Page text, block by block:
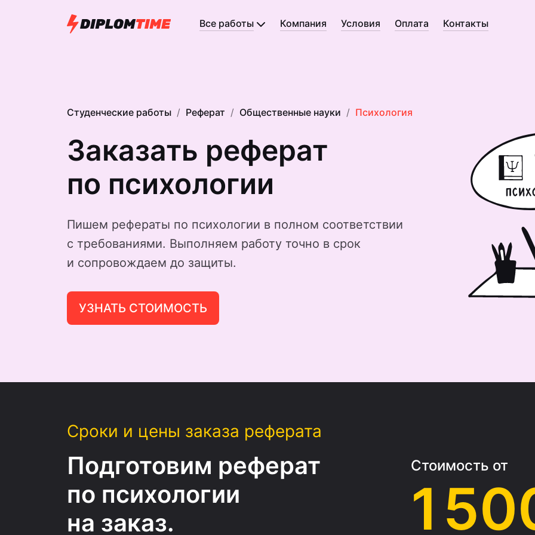
Все работы Компания Условия Оплата Контакты
Студенческие работы Реферат Общественные науки Психология
Заказать реферат
по психологии
Пишем рефераты по психологии в полном соответствии
с требованиями. Выполняем работу точно в срок
и сопровождаем до защиты.
УЗНАТЬ СТОИМОСТЬ
Сроки и цены заказа реферата
Подготовим реферат
по психологии
на заказ.
Стоимость от
1